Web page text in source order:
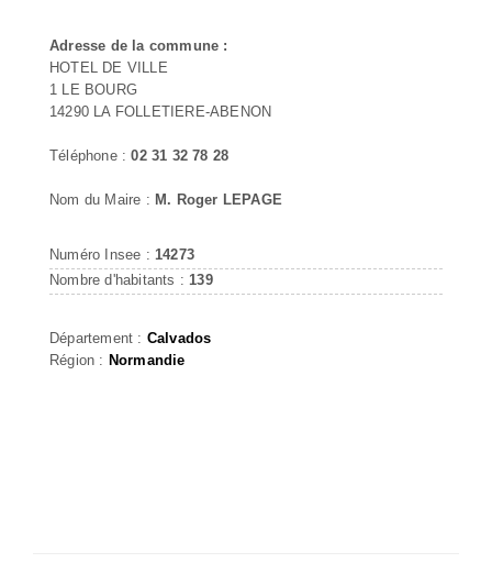
Adresse de la commune :
HOTEL DE VILLE
1 LE BOURG
14290 LA FOLLETIERE-ABENON
Téléphone :02 31 32 78 28
Nom du Maire : M. Roger LEPAGE
Numéro Insee : 14273
Nombre d'habitants : 139
Département : Calvados
Région : Normandie